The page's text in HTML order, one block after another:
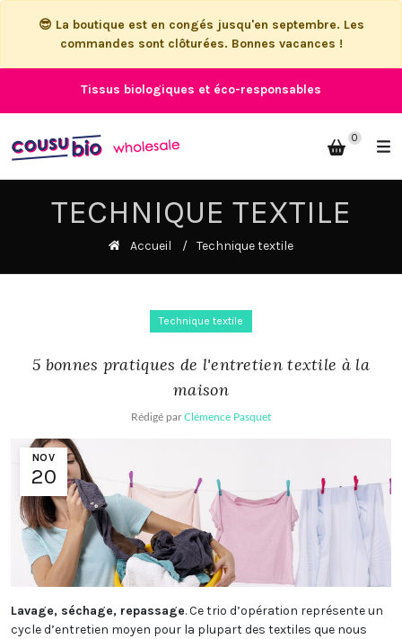
😎 La boutique est en congés jusqu'en septembre. Les
commandes sont clôturées. Bonnes vacances !
Tissus biologiques et éco-responsables
0
TECHNIQUE TEXTILE
Accueil Technique textile
Technique textile
5 bonnes pratiques de l'entretien textile à la
maison
Rédigé par Clémence Pasquet
NOV
20
Lavage, séchage, repassage.Ce trio d’opération représente un
cycle d’entretien moyen pour la plupart des textiles que nous